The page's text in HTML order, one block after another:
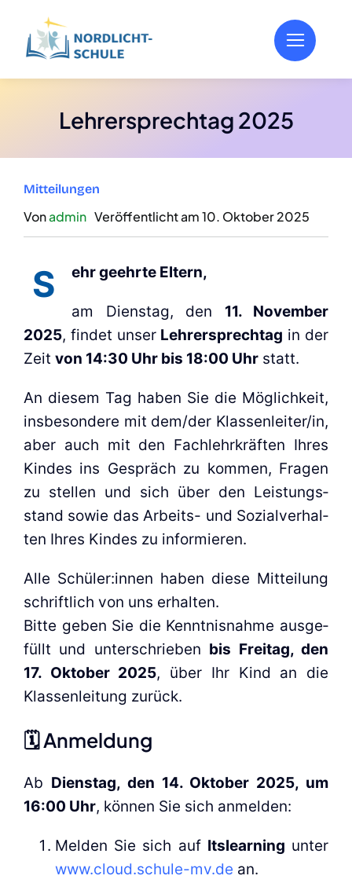
Inhalt
springen
Leh­rer­sprech­tag 2025
Mit­tei­lun­gen
Vonadmin Ver­öf­fent­licht am 10. Okto­ber 2025
S ehr geehr­te Eltern,
am Diens­tag, den 11. Novem­ber
2025, fin­det unser Leh­rer­sprech­tag in der
Zeit von 14:30 Uhr bis 18:00 Uhr statt.
An die­sem Tag haben Sie die Mög­lich­keit,
ins­be­son­de­re mit dem/der Klassenleiter/in,
aber auch mit den Fach­lehr­kräf­ten Ihres
Kin­des ins Gespräch zu kom­men, Fra­gen
zu stel­len und sich über den Leis­tungs­
stand sowie das Arbeits- und Sozi­al­ver­hal­
ten Ihres Kin­des zu infor­mie­ren.
Alle Schüler:innen haben die­se Mit­tei­lung
schrift­lich von uns erhal­ten.
Bit­te geben Sie die Kennt­nis­nah­me aus­ge­
füllt und unter­schrie­ben bis Frei­tag, den
17. Okto­ber 2025, über Ihr Kind an die
Klas­sen­lei­tung zurück.
🗓️ Anmel­dung
Ab Diens­tag, den 14. Okto­ber 2025, um
16:00 Uhr, kön­nen Sie sich anmel­den:
Mel­den Sie sich auf Its­lear­ning unter
www.cloud.schule-mv.de an.